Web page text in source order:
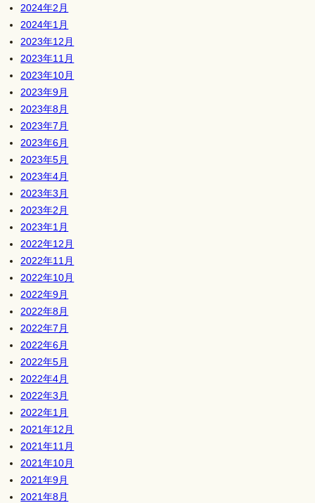
2024年2月
2024年1月
2023年12月
2023年11月
2023年10月
2023年9月
2023年8月
2023年7月
2023年6月
2023年5月
2023年4月
2023年3月
2023年2月
2023年1月
2022年12月
2022年11月
2022年10月
2022年9月
2022年8月
2022年7月
2022年6月
2022年5月
2022年4月
2022年3月
2022年1月
2021年12月
2021年11月
2021年10月
2021年9月
2021年8月